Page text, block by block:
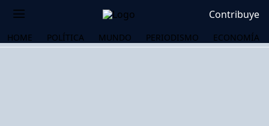
Contribuye
HOME POLÍTICA MUNDO PERIODISMO ECONOMÍA